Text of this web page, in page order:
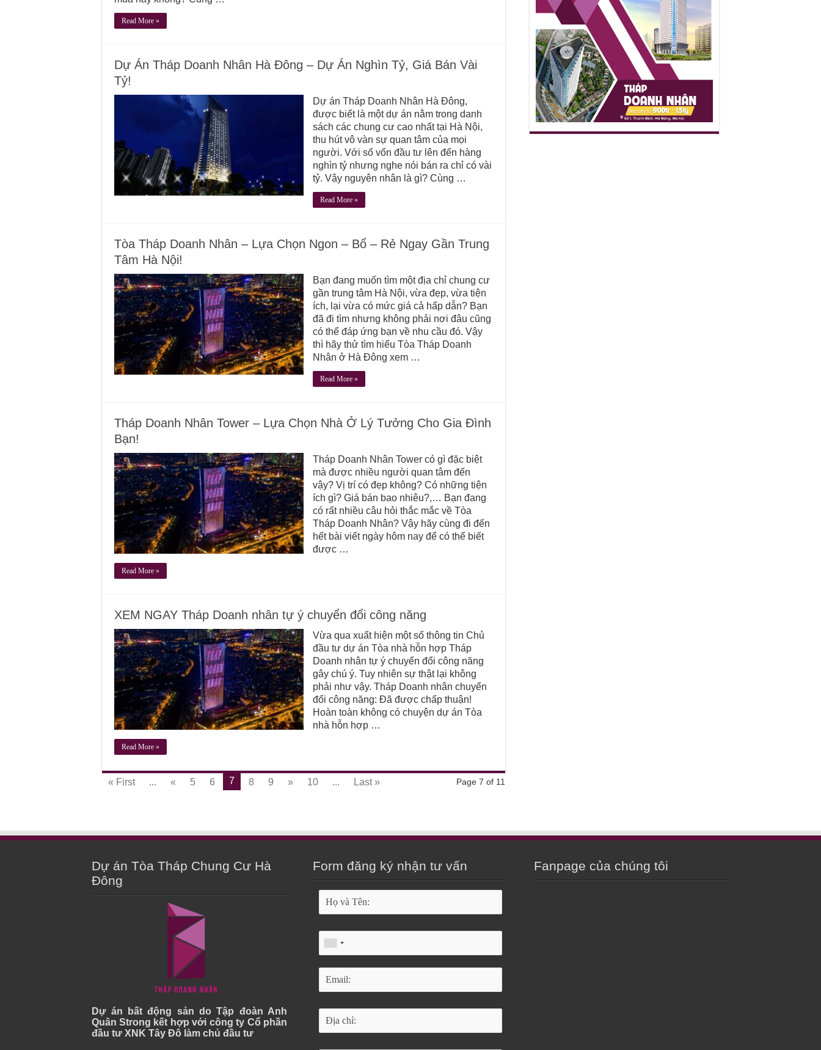
Read More »
Dự Án Tháp Doanh Nhân Hà Đông – Dự Án Nghìn Tỷ, Giá Bán Vài
Tỷ!
Dự án Tháp Doanh Nhân Hà Đông,
được biết là một dự án nằm trong danh
sách các chung cư cao nhất tại Hà Nội,
thu hút vô vàn sự quan tâm của mọi
người. Với số vốn đầu tư lên đến hàng
nghìn tỷ nhưng nghe nói bán ra chỉ có vài
tỷ. Vậy nguyên nhân là gì? Cùng …
Read More »
Tòa Tháp Doanh Nhân – Lựa Chọn Ngon – Bổ – Rẻ Ngay Gần Trung
Tâm Hà Nội!
Bạn đang muốn tìm một địa chỉ chung cư
gần trung tâm Hà Nội, vừa đẹp, vừa tiện
ích, lại vừa có mức giá cả hấp dẫn? Bạn
đã đi tìm nhưng không phải nơi đâu cũng
có thể đáp ứng bạn về nhu cầu đó. Vậy
thì hãy thử tìm hiểu Tòa Tháp Doanh
Nhân ở Hà Đông xem …
Read More »
Tháp Doanh Nhân Tower – Lựa Chọn Nhà Ở Lý Tưởng Cho Gia Đình
Bạn!
Tháp Doanh Nhân Tower có gì đặc biệt
mà được nhiều người quan tâm đến
vậy? Vị trí có đẹp không? Có những tiện
ích gì? Giá bán bao nhiêu?,… Bạn đang
có rất nhiều câu hỏi thắc mắc về Tòa
Tháp Doanh Nhân? Vậy hãy cùng đi đến
hết bài viết ngày hôm nay để có thể biết
được …
Read More »
XEM NGAY Tháp Doanh nhân tự ý chuyển đổi công năng
Vừa qua xuất hiện một số thông tin Chủ
đầu tư dự án Tòa nhà hỗn hợp Tháp
Doanh nhân tự ý chuyển đổi công năng
gây chú ý. Tuy nhiên sự thật lại không
phải như vậy. Tháp Doanh nhân chuyển
đổi công năng: Đã được chấp thuận!
Hoàn toàn không có chuyện dự án Tòa
nhà hỗn hợp …
Read More »
Page 7 of 11
« First ... « 5 6 7 8 9 » 10 ... Last »
Dự án Tòa Tháp Chung Cư Hà
Đông
Dự án bất động sản do Tập đoàn Anh
Quân Strong kết hợp với công ty Cổ phần
đầu tư XNK Tây Đô làm chủ đầu tư
Form đăng ký nhận tư vấn Fanpage của chúng tôi